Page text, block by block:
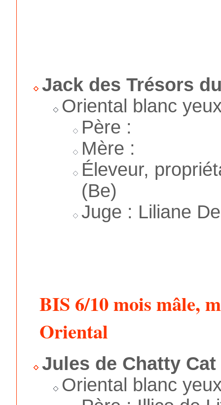
Jack des Trésors
Oriental blanc
Père :
Mère :
Éleveur,
(Be)
Juge : Liliane
BIS 6/10 mois mâle,
Oriental
Jules de Chatty Cat
Oriental blanc